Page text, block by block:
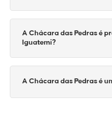
condomínios fechados. A oferta
costuma ser reduzido.
A Chácara das Pedras é
Iguatemi?
ao entorno do Jardim Europa,
A Chácara das Pedras é